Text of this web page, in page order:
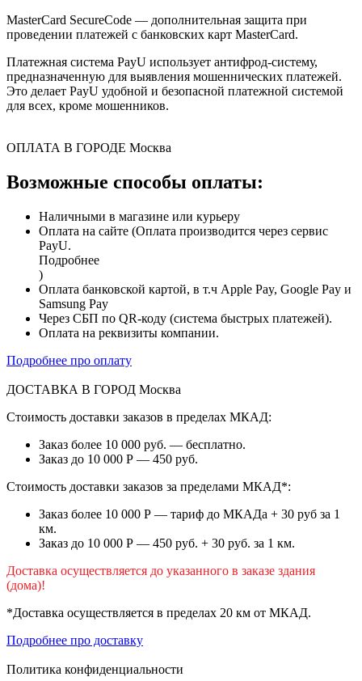
MasterCard SecureCode — дополнительная защита при
проведении платежей с банковских карт MasterCard.
Платежная система PayU использует антифрод-систему,
предназначенную для выявления мошеннических платежей.
Это делает PayU удобной и безопасной платежной системой
для всех, кроме мошенников.
ОПЛАТА В ГОРОДЕ Москва
Возможные способы оплаты:
Наличными в магазине или курьеру
Оплата на сайте (Оплата производится через сервис
PayU.
Подробнее
)
Оплата банковской картой, в т.ч Apple Pay, Google Pay и
Samsung Pay
Через СБП по QR-коду (система быстрых платежей).
Оплата на реквизиты компании.
Подробнее про оплату
ДОСТАВКА В ГОРОД Москва
Стоимость доставки заказов в пределах МКАД:
Заказ более 10 000 руб. — бесплатно.
Заказ до 10 000 Р — 450 руб.
Стоимость доставки заказов за пределами МКАД*:
Заказ более 10 000 Р — тариф до МКАДа + 30 руб за 1
км.
Заказ до 10 000 Р — 450 руб. + 30 руб. за 1 км.
Доставка осуществляется до указанного в заказе здания
(дома)!
*Доставка осуществляется в пределах 20 км от МКАД.
Подробнее про доставку
Политика конфиденциальности